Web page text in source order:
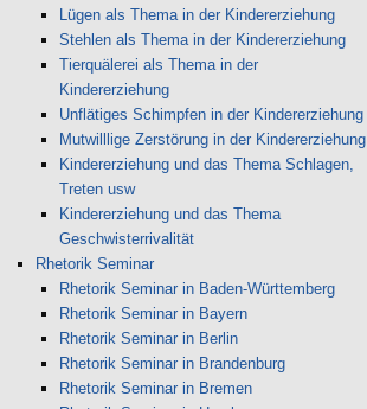
Lügen als Thema in der Kindererziehung
Stehlen als Thema in der Kindererziehung
Tierquälerei als Thema in der
Kindererziehung
Unflätiges Schimpfen in der Kindererziehung
Mutwilllige Zerstörung in der Kindererziehung
Kindererziehung und das Thema Schlagen,
Treten usw
Kindererziehung und das Thema
Geschwisterrivalität
Rhetorik Seminar
Rhetorik Seminar in Baden-Württemberg
Rhetorik Seminar in Bayern
Rhetorik Seminar in Berlin
Rhetorik Seminar in Brandenburg
Rhetorik Seminar in Bremen